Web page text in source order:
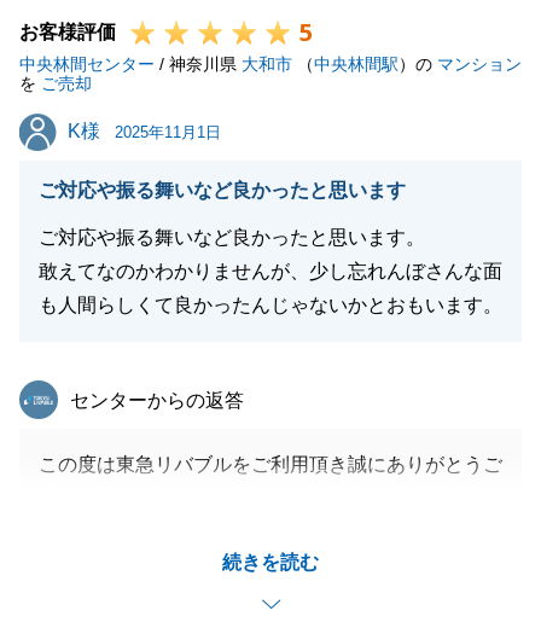
引き続きよろしくお願いいたします。
お客様評価 5
中央林間センター / 神奈川県 大和市 （中央林間駅）の マンション
を ご売却
K様
K様 2025年11月1日
ご対応や振る舞いなど良かったと思います
ご対応や振る舞いなど良かったと思います。
敢えてなのかわかりませんが、少し忘れんぼさんな面
も人間らしくて良かったんじゃないかとおもいます。
続きを読む
東急リバブル
センターからの返答
この度は東急リバブルをご利用頂き誠にありがとうご
かせるように精進して参ります。
また、ご友人やご親戚関係の方に不動産のご相談事の